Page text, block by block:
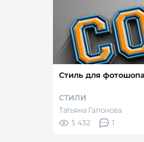
Стиль для
СТИЛИ
Татьяна Гапонова
5 432
1